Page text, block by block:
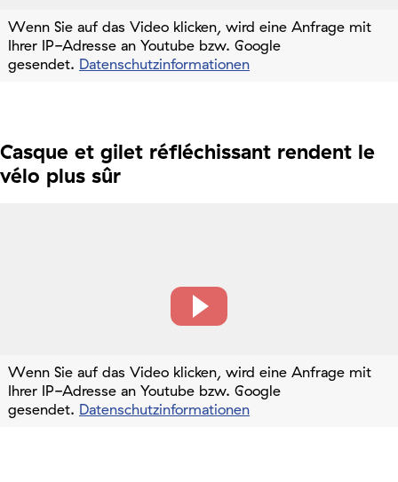
Wenn Sie auf das Video klicken, wird eine Anfrage mit
Ihrer IP-Adresse an Youtube bzw. Google
gesendet. Datenschutzinformationen
Casque et gilet réfléchissant rendent le
vélo plus sûr
Wenn Sie auf das Video klicken, wird eine Anfrage mit
Ihrer IP-Adresse an Youtube bzw. Google
gesendet. Datenschutzinformationen